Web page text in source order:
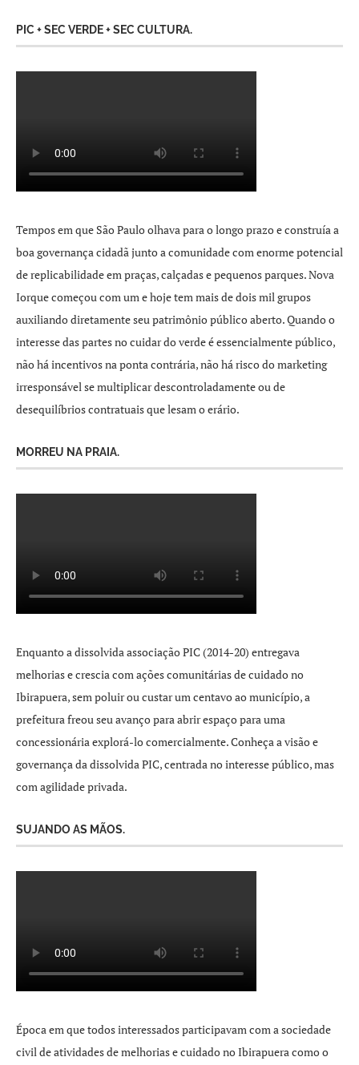
PIC + SEC VERDE + SEC CULTURA.
Tempos em que São Paulo olhava para o longo prazo e construía a
boa governança cidadã junto a comunidade com enorme potencial
de replicabilidade em praças, calçadas e pequenos parques. Nova
Iorque começou com um e hoje tem mais de dois mil grupos
auxiliando diretamente seu patrimônio público aberto. Quando o
interesse das partes no cuidar do verde é essencialmente público,
não há incentivos na ponta contrária, não há risco do marketing
irresponsável se multiplicar descontroladamente ou de
desequilíbrios contratuais que lesam o erário.
MORREU NA PRAIA.
Enquanto a dissolvida associação PIC (2014-20) entregava
melhorias e crescia com ações comunitárias de cuidado no
Ibirapuera, sem poluir ou custar um centavo ao município, a
prefeitura freou seu avanço para abrir espaço para uma
concessionária explorá-lo comercialmente. Conheça a visão e
governança da dissolvida PIC, centrada no interesse público, mas
com agilidade privada.
SUJANDO AS MÃOS.
Época em que todos interessados participavam com a sociedade
civil de atividades de melhorias e cuidado no Ibirapuera como o